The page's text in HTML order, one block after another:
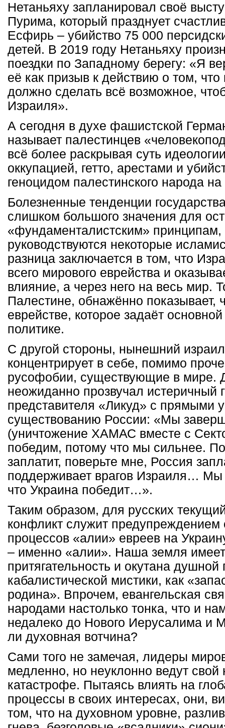
Нетаньяху запланировал своё
Пурима, который празднует
Есфирь – убийство 75 000
детей. В 2019 году Нетаньяху
поездки по Западному берегу: «Я
её как призыв к действию о том,
должно сделать всё возможное,
Израиля».
А сегодня в духе фашистской
называет палестинцев
всё более раскрывая суть
оккупацией, гетто, арестами и
геноцидом палестинского народа
Болезненные тенденции
слишком большого значения для
«фундаменталистским» принципам,
руководствуются некоторые
разница заключается в том, что
всего мирового еврейства и
влияние, а через него на весь мир.
Палестине, обнажённо показывает,
еврействе, которое задаёт
политике.
С другой стороны, нынешний
концентрирует в себе, помимо
русофобии, существующие в мире.
неожиданно прозвучал истеричный
представителя «Ликуд» с прямыми
существованию России: «Мы
(уничтожение ХАМАС вместе с
победим, потому что мы сильнее.
заплатит, поверьте мне, Россия
поддерживает врагов Израиля…
что Украина победит…».
Таким образом, для русских
конфликт служит
процессов «алии» евреев на
– именно «алии». Наша земля
притягательность и окутана душной
кабалистической мистики, как
родина». Впрочем, евангельская
народами настолько тонка, что и
недалеко до Нового Иерусалима и
ли духовная вотчина?
Сами того не замечая, лидеры
медленно, но неуклонно ведут свой
катастрофе. Пытаясь влиять на
процессы в своих интересах, они,
том, что на духовном уровне,